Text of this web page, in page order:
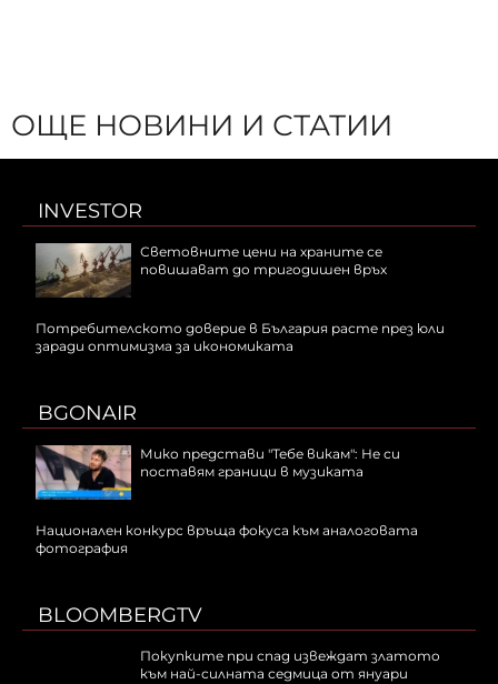
ОЩЕ НОВИНИ И СТАТИИ
INVESTOR
Световните цени на храните се
повишават до тригодишен връх
Потребителското доверие в България расте през юли
заради оптимизма за икономиката
BGONAIR
Мико представи "Тебе викам": Не си
поставям граници в музиката
Национален конкурс връща фокуса към аналоговата
фотография
BLOOMBERGTV
Покупките при спад извеждат златото
към най-силната седмица от януари